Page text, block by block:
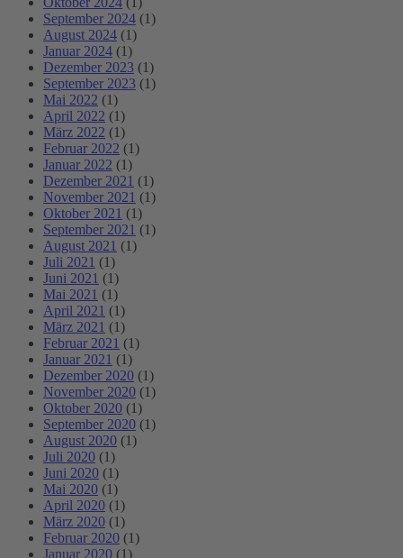
September 2024 (1)
August 2024 (1)
Januar 2024 (1)
Dezember 2023 (1)
September 2023 (1)
Mai 2022 (1)
April 2022 (1)
März 2022 (1)
Februar 2022 (1)
Januar 2022 (1)
Dezember 2021 (1)
November 2021 (1)
Oktober 2021 (1)
September 2021 (1)
August 2021 (1)
Juli 2021 (1)
Juni 2021 (1)
Mai 2021 (1)
April 2021 (1)
März 2021 (1)
Februar 2021 (1)
Januar 2021 (1)
Dezember 2020 (1)
November 2020 (1)
Oktober 2020 (1)
September 2020 (1)
August 2020 (1)
Juli 2020 (1)
Juni 2020 (1)
Mai 2020 (1)
April 2020 (1)
März 2020 (1)
Februar 2020 (1)
Januar 2020 (1)